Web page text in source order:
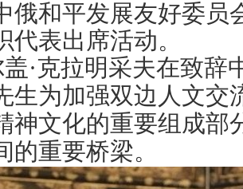
俄和平发展友好委员
代表出席活动。
克拉明采夫在致辞
生为加强双边人文交
神文化的重要组成部
的重要桥梁。